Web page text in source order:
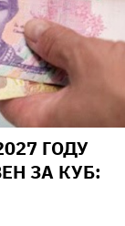
ГОДУ
ЗА КУБ: